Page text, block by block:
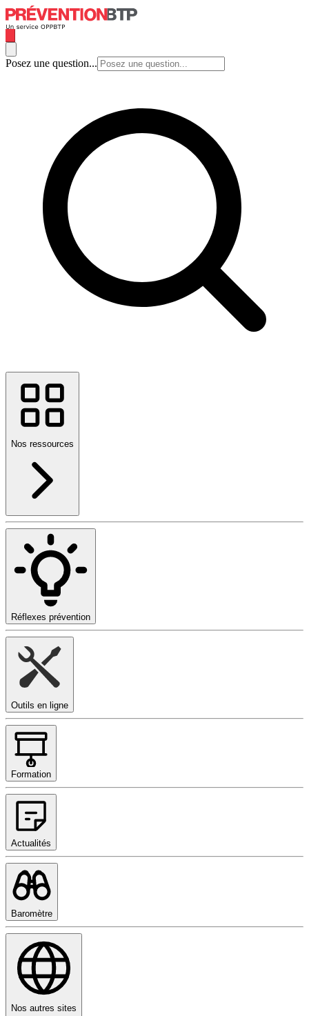
Posez une question...
Nos ressources
Réflexes prévention
Outils en ligne
Formation
Actualités
Baromètre
Nos autres sites